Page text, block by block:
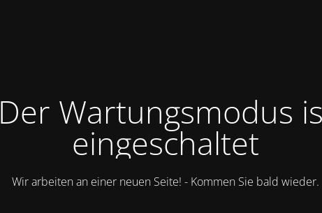
Der Wartungsmodus
eingeschaltet
Wir arbeiten an einer neuen Seite! - Kommen Sie bald wieder.